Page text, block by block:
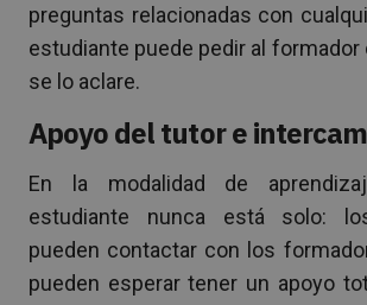
preguntas relacionadas con
estudiante puede pedir al formador
se lo aclare.
Apoyo del tutor e
En la modalidad de
estudiante nunca está solo:
pueden contactar con los
pueden esperar tener un apoyo